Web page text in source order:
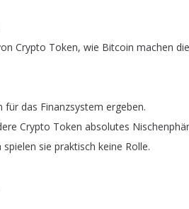
Crypto Token, wie Bitcoin machen
für das Finanzsystem ergeben.
Crypto Token absolutes
spielen sie praktisch keine Rolle.